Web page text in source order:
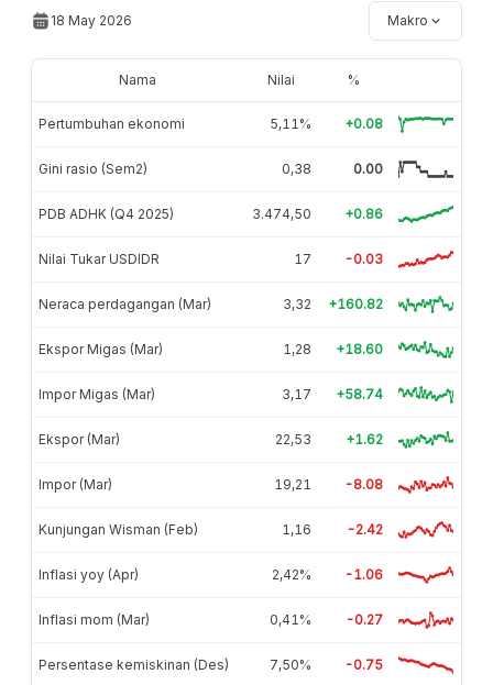
18 May 2026 Makro
Nama Nilai %
Pertumbuhan ekonomi 5,11% +0.08
Gini rasio (Sem2) 0,38 0.00
PDB ADHK (Q4 2025) 3.474,50 +0.86
Nilai Tukar USDIDR 17 -0.03
Neraca perdagangan (Mar) 3,32 +160.82
Ekspor Migas (Mar) 1,28 +18.60
Impor Migas (Mar) 3,17 +58.74
Ekspor (Mar) 22,53 +1.62
Impor (Mar) 19,21 -8.08
Kunjungan Wisman (Feb) 1,16 -2.42
Inflasi yoy (Apr) 2,42% -1.06
Inflasi mom (Mar) 0,41% -0.27
Persentase kemiskinan (Des) 7,50% -0.75